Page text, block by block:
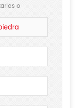
o
lo antes